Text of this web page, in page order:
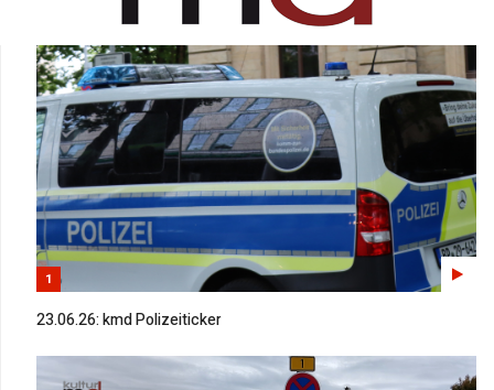
1
23.06.26: kmd Polizeiticker